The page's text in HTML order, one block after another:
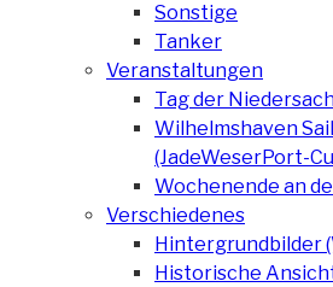
Sonstige
Tanker
Veranstaltungen
Tag der
Wilhelmshaven
(JadeWeserPort-
Wochenende an
Verschiedenes
Hintergrundbilder
Historische